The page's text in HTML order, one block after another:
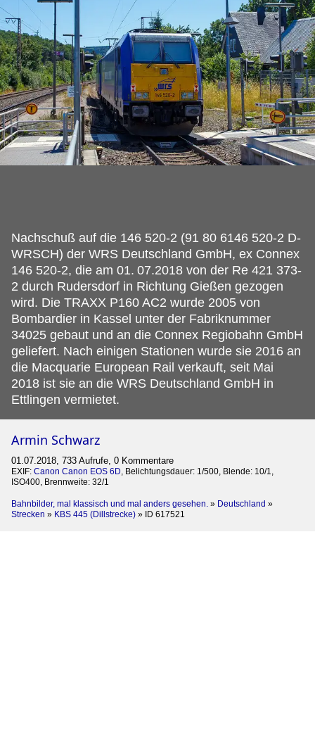
Nachschuß auf die 146 520-2 (91 80 6146 520-2 D-
WRSCH) der WRS Deutschland GmbH, ex Connex
146 520-2, die am 01. 07.2018 von der Re 421 373-
2 durch Rudersdorf in Richtung Gießen gezogen
wird. Die TRAXX P160 AC2 wurde 2005 von
Bombardier in Kassel unter der Fabriknummer
34025 gebaut und an die Connex Regiobahn GmbH
geliefert. Nach einigen Stationen wurde sie 2016 an
die Macquarie European Rail verkauft, seit Mai
2018 ist sie an die WRS Deutschland GmbH in
Ettlingen vermietet.
Armin Schwarz
01.07.2018, 733 Aufrufe, 0 Kommentare
EXIF: Canon Canon EOS 6D, Belichtungsdauer: 1/500, Blende: 10/1,
ISO400, Brennweite: 32/1
Bahnbilder, mal klassisch und mal anders gesehen. » Deutschland »
Strecken » KBS 445 (Dillstrecke) » ID 617521